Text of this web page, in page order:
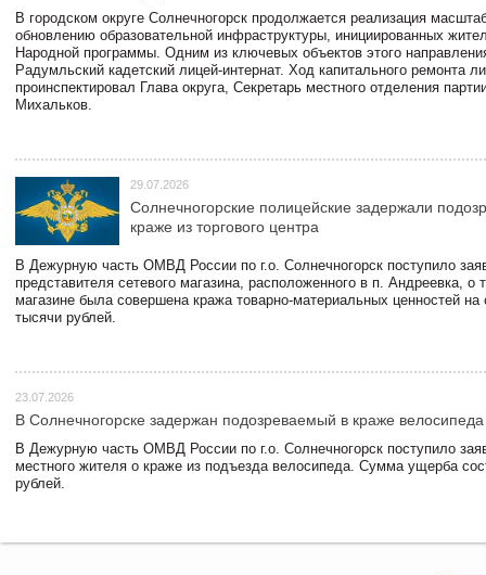
В городском округе Солнечногорск продолжается реализация
обновлению образовательной инфраструктуры, инициированных
Народной программы. Одним из ключевых объектов этого
Радумльский кадетский лицей-интернат. Ход капитального ремонта
проинспектировал Глава округа, Секретарь местного отделения
Михальков.
29.07.2026
Солнечногорские полицейские задержали
краже из торгового центра
В Дежурную часть ОМВД России по г.о. Солнечногорск поступило
представителя сетевого магазина, расположенного в п. Андреевка, о
магазине была совершена кража товарно-материальных ценностей
тысячи рублей.
23.07.2026
В Солнечногорске задержан подозреваемый в краже велосипеда
В Дежурную часть ОМВД России по г.о. Солнечногорск поступило
местного жителя о краже из подъезда велосипеда. Сумма ущерба
рублей.